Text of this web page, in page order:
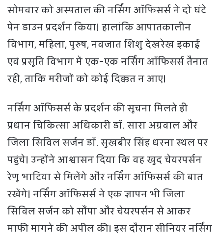
सोमवार को अस्पताल की नर्सिंग ऑफिसर्स ने दो घंटे
पेन डाउन प्रदर्शन किया। हालांकि आपातकालीन
विभाग, महिला, पुरुष, नवजात शिशु देखरेख इकाई
एवं प्रसूति विभाग में एक-एक नर्सिंग ऑफिसर्स तैनात
रही, ताकि मरीजों को कोई दिक्कत न आए।
नर्सिंग ऑफिसर्स के प्रदर्शन की सूचना मिलते ही
प्रधान चिकित्सा अधिकारी डॉ. सारा अग्रवाल और
जिला सिविल सर्जन डॉ. सुखबीर सिंह धरना स्थल पर
पहुंचे। उन्होंने आश्वासन दिया कि वह खुद चेयरपर्सन
रेणू भाटिया से मिलेंगे और नर्सिंग ऑफिसर्स की बात
रखेंगे। नर्सिंग ऑफिसर्स ने एक ज्ञापन भी जिला
सिविल सर्जन को सौंपा और चेयरपर्सन से आकर
माफी मांगने की अपील की। इस दौरान सीनियर नर्सिंग